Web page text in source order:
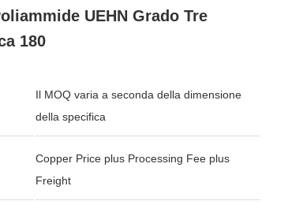
UEHN Grado Tre
180
Il MOQ varia a seconda della dimensione
della specifica
Copper Price plus Processing Fee plus
Freight